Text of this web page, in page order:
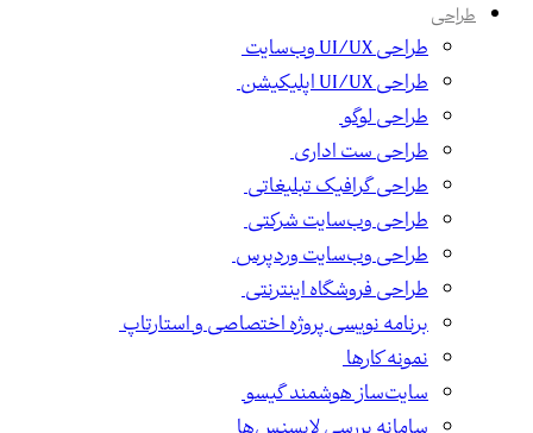
طراحی
طراحی UI/UX وب‌سایت
طراحی UI/UX اپلیکیشن
طراحی لوگو
طراحی ست اداری
طراحی گرافیک تبلیغاتی
طراحی وب‌سایت شرکتی
طراحی وب‌سایت وردپرس
طراحی فروشگاه اینترنتی
برنامه نویسی پروژه اختصاصی و استارتاپ
نمونه کارها
سایت‌ساز هوشمند گیسو